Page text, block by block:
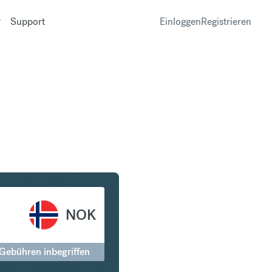
Support EinloggenRegistrieren
NOK
inbegriffen